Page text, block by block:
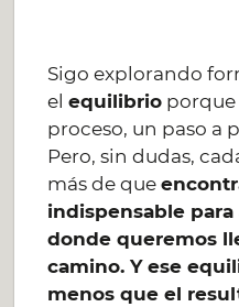
Sigo explorando
elequilibrio porque
proceso, un paso a
Pero, sin dudas,
más de que
indispensable para
donde queremos
camino. Y ese
menos que el